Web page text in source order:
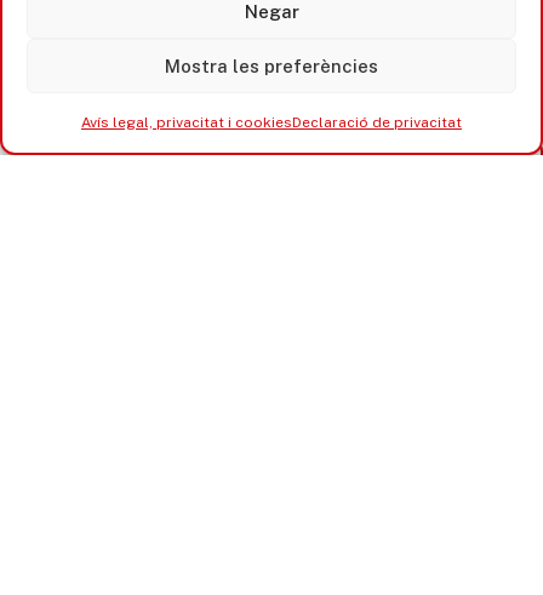
Negar
Mostra les preferències
Avís legal, privacitat i cookiesDeclaració de privacitat